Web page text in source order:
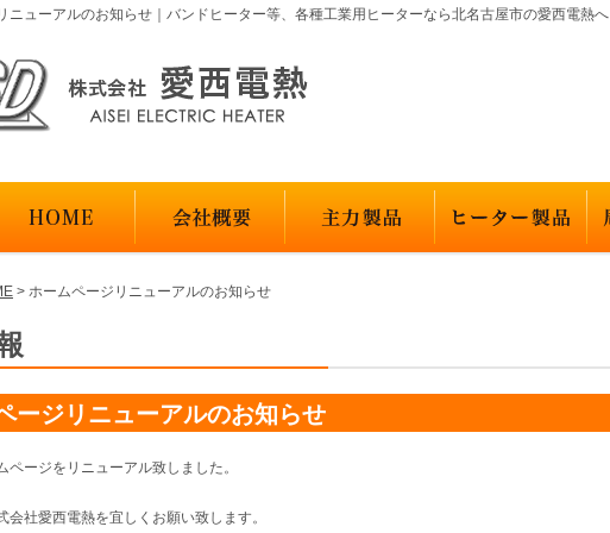
ニューアルのお知らせ｜バンドヒーター等、各種工業用ヒーターなら北名古屋市の愛西電熱へ
> ホームページリニューアルのお知らせ
ージリニューアルのお知らせ
ページをリニューアル致しました。
会社愛西電熱を宜しくお願い致します。